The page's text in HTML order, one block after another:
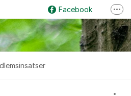
Facebook
Logga in på internetbanken
Instagram Grus & Guld